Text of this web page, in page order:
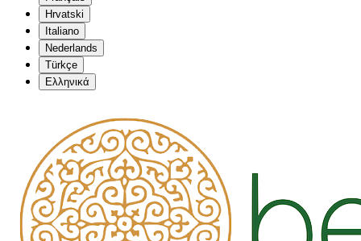
Hrvatski
Italiano
Nederlands
Türkçe
Ελληνικά